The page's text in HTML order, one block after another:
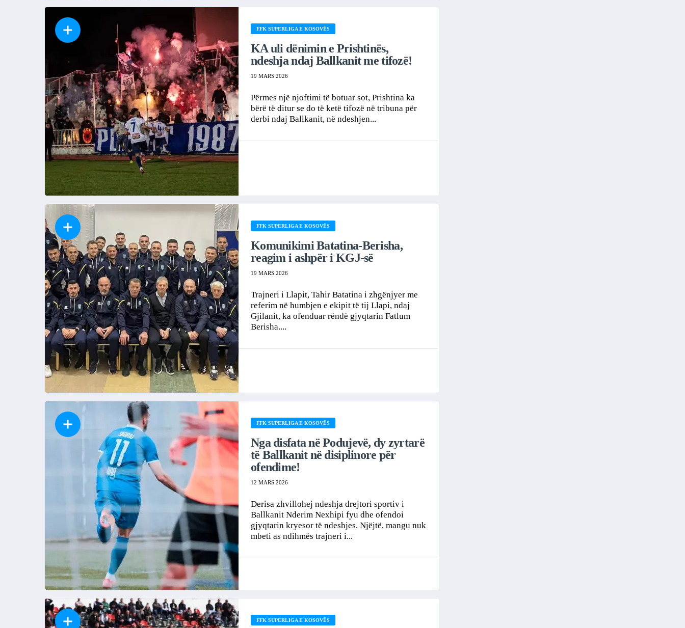
FFK SUPERLIGA E KOSOVËS
KA uli dënimin e Prishtinës,
ndeshja ndaj Ballkanit me tifozë!
19 MARS 2026
Përmes një njoftimi të botuar sot, Prishtina ka
bërë të ditur se do të ketë tifozë në tribuna për
derbi ndaj Ballkanit, në ndeshjen...
FFK SUPERLIGA E KOSOVËS
Komunikimi Batatina-Berisha,
reagim i ashpër i KGJ-së
19 MARS 2026
Trajneri i Llapit, Tahir Batatina i zhgënjyer me
referim në humbjen e ekipit të tij Llapi, ndaj
Gjilanit, ka ofenduar rëndë gjyqtarin Fatlum
Berisha....
FFK SUPERLIGA E KOSOVËS
Nga disfata në Podujevë, dy zyrtarë
të Ballkanit në disiplinore për
ofendime!
12 MARS 2026
Derisa zhvillohej ndeshja drejtori sportiv i
Ballkanit Nderim Nexhipi fyu dhe ofendoi
gjyqtarin kryesor të ndeshjes. Njëjtë, mangu nuk
mbeti as ndihmës trajneri i...
FFK SUPERLIGA E KOSOVËS